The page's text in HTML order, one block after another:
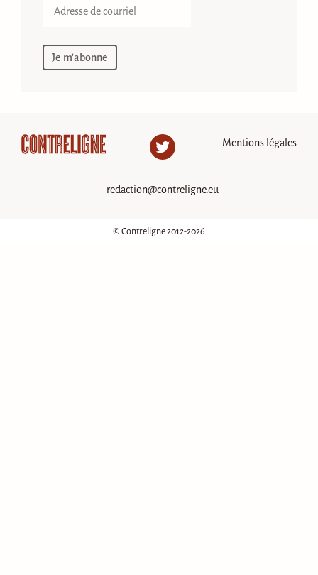
Twitter
redaction@contreligne.eu
Mentions légales
© Contreligne 2012-2026